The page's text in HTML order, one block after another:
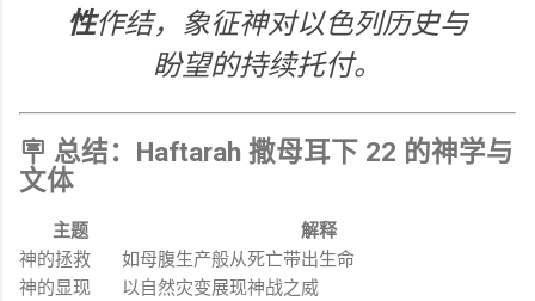
性作结，象征神对以色列历史与
盼望的持续托付。
🪧 总结：Haftarah 撒母耳下 22 的神学与
文体
主题
解释
神的拯救
如母腹生产般从死亡带出生命
神的显现
以自然灾变展现神战之威